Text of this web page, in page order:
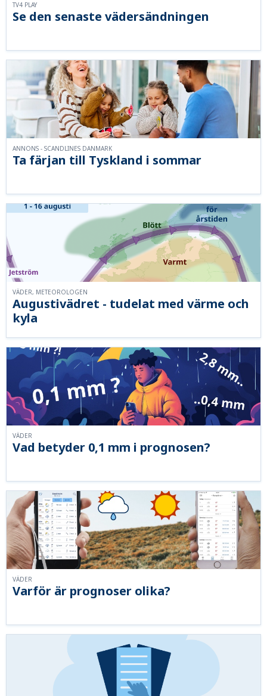
Se den senaste vädersändningen
TV4 PLAY
Ta färjan till Tyskland i sommar
ANNONS - SCANDLINES DANMARK
Augustivädret - tudelat med värme och
kyla
VÄDER, METEOROLOGEN
Vad betyder 0,1 mm i prognosen?
VÄDER
Varför är prognoser olika?
VÄDER